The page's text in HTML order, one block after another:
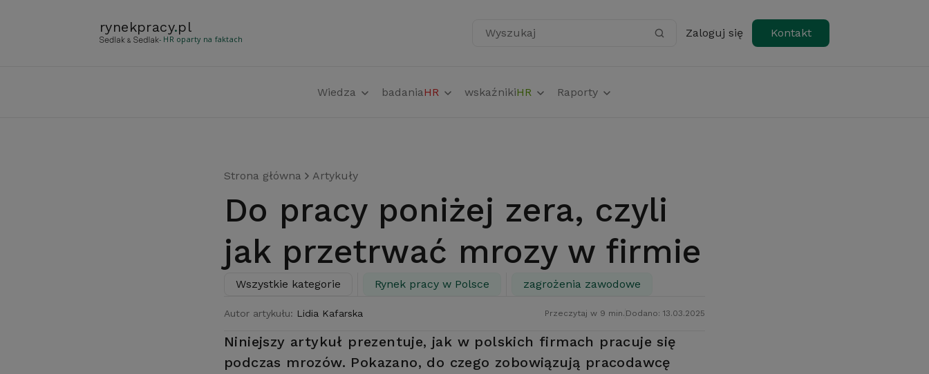
rynekpracy.pl
- HR oparty na faktach Wyszukaj Zaloguj się Kontakt
Wiedza badaniaHR wskaźnikiHR Raporty
Strona główna Artykuły
Do pracy poniżej zera, czyli
jak przetrwać mrozy w firmie
Wszystkie kategorie Rynek pracy w Polsce zagrożenia zawodowe
Autor artykułu: Lidia Kafarska Przeczytaj w 9 min. Dodano: 13.03.2025
Niniejszy artykuł prezentuje, jak w polskich firmach pracuje się
podczas mrozów. Pokazano, do czego zobowiązują pracodawcę